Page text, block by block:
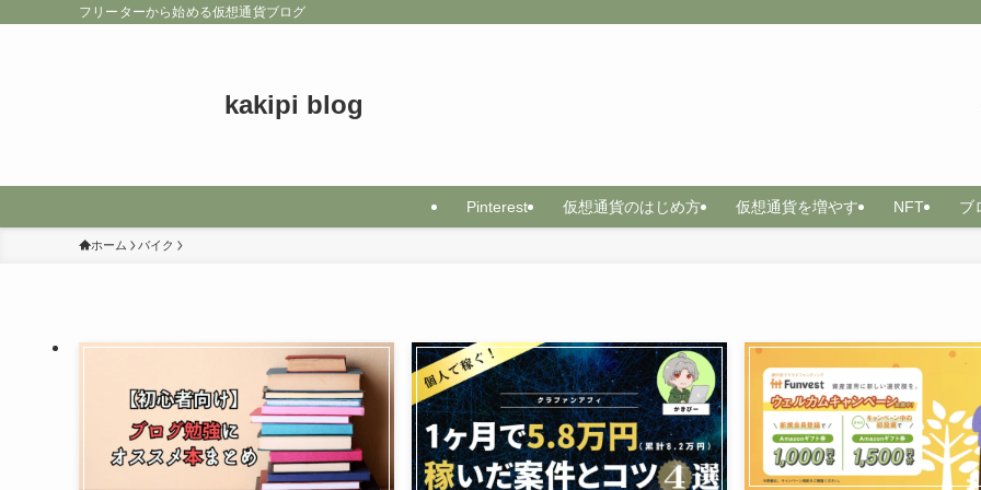
フリーターから始める仮想通貨ブログ
kakipi blog
Pinterest 仮想通貨のはじめ方 仮想通貨を増やす NFT ブ
ホーム バイク